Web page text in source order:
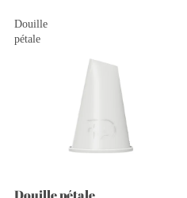
Douille
pétale